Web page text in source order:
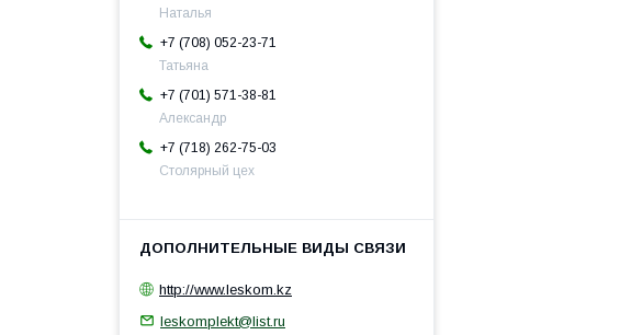
Наталья
+7 (708) 052-23-71
Татьяна
+7 (701) 571-38-81
Александр
+7 (718) 262-75-03
Столярный цех
http://www.leskom.kz
leskomplekt@list.ru